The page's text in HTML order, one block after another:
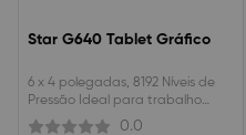
Star G640 Tablet Gráfico
6 x 4 polegadas, 8192 Níveis de
Pressão Ideal para trabalho
online, versão antiga
0.0